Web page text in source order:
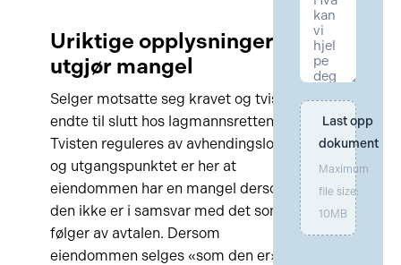
Uriktige opplysninger
utgjør mangel
Selger motsatte seg kravet og tvisten
endte til slutt hos lagmannsretten.
Tvisten reguleres av avhendingsloven
og utgangspunktet er her at
eiendommen har en mangel dersom
den ikke er i samsvar med det som
følger av avtalen. Dersom
eiendommen selges «som den er»
Last opp
dokument
Maximum
file size:
10MB